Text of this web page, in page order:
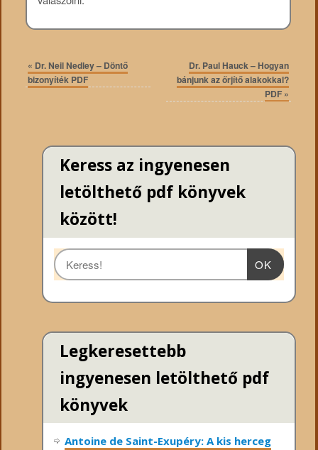
« Dr. Neil Nedley – Döntő
bizonyíték PDF
Dr. Paul Hauck – Hogyan
bánjunk az őrjítő alakokkal?
PDF »
Keress az ingyenesen
letölthető pdf könyvek
között!
OK
Legkeresettebb
ingyenesen letölthető pdf
könyvek
Antoine de Saint-Exupéry: A kis herceg